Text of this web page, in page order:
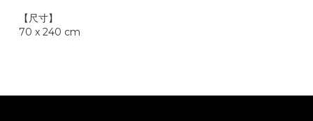
【尺寸】
70 x 240 cm